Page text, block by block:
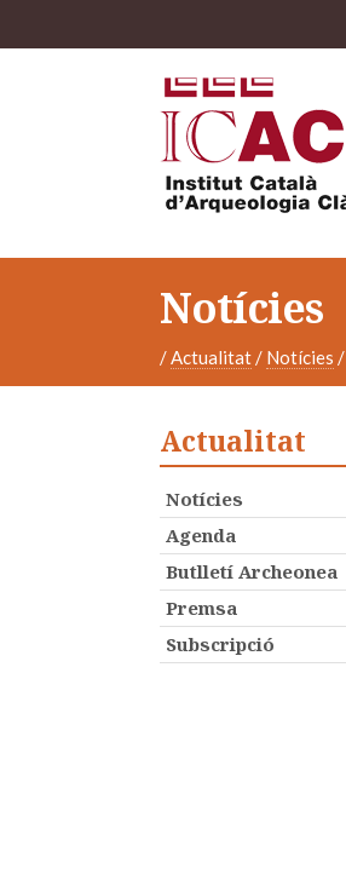
Notícies
/Actualitat/ Notícies /
Actualitat
Notícies
Agenda
Butlletí Archeonea
Premsa
Subscripció